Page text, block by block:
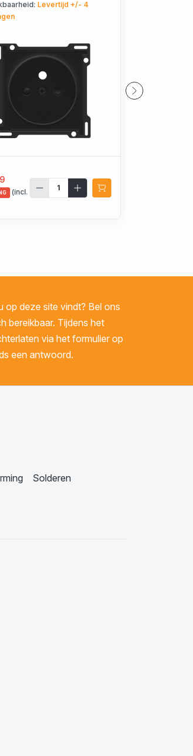
Levertijd +/- 4
(incl.
op deze site vindt? Bel ons
bereikbaar. Tijdens het
via het formulier op
een antwoord.
Solderen